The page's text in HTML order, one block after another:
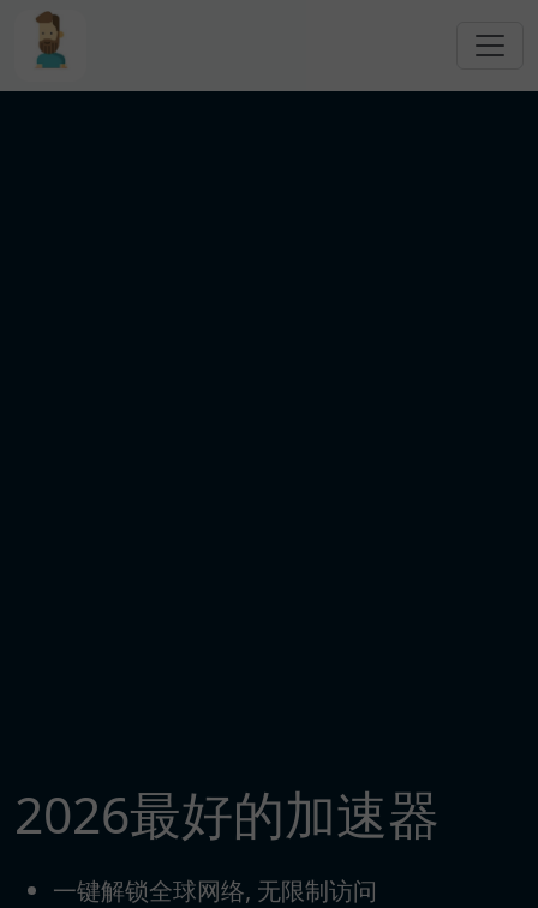
跳转到主要内容
2026最好的加速器
一键解锁全球网络, 无限制访问